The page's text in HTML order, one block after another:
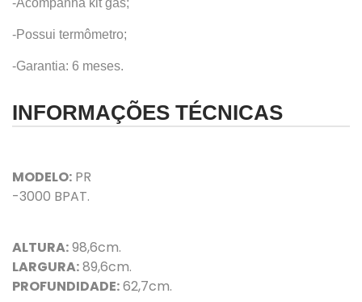
-Acompanha kit gás;
-Possui termômetro;
-Garantia: 6 meses.
INFORMAÇÕES TÉCNICAS
MODELO: PR
-3000 BPAT.
ALTURA:98,6cm.
LARGURA:89,6cm.
PROFUNDIDADE:62,7cm.